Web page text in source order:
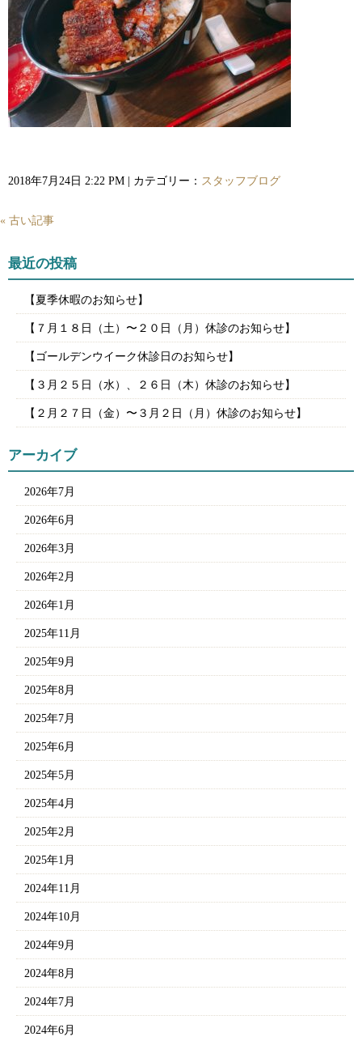
2018年7月24日 2:22 PM | カテゴリー： スタッフブログ
« 古い記事
最近の投稿
【夏季休暇のお知らせ】
【７月１８日（土）〜２０日（月）休診のお知らせ】
【ゴールデンウイーク休診日のお知らせ】
【３月２５日（水）、２６日（木）休診のお知らせ】
【２月２７日（金）〜３月２日（月）休診のお知らせ】
アーカイブ
2026年7月
2026年6月
2026年3月
2026年2月
2026年1月
2025年11月
2025年9月
2025年8月
2025年7月
2025年6月
2025年5月
2025年4月
2025年2月
2025年1月
2024年11月
2024年10月
2024年9月
2024年8月
2024年7月
2024年6月